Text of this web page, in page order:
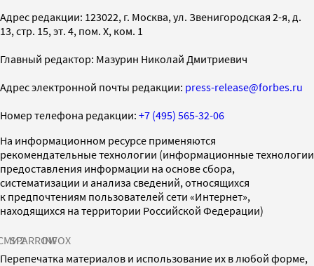
Адрес редакции: 123022, г. Москва, ул. Звенигородская 2-я, д.
13, стр. 15, эт. 4, пом. X, ком. 1
Главный редактор: Мазурин Николай Дмитриевич
Адрес электронной почты редакции: press-release@forbes.ru
Номер телефона редакции: +7 (495) 565-32-06
На информационном ресурсе применяются
рекомендательные технологии (информационные технологии
предоставления информации на основе сбора,
систематизации и анализа сведений, относящихся
к предпочтениям пользователей сети «Интернет»,
находящихся на территории Российской Федерации)
SPARROWINFOX
Перепечатка материалов и использование их в любой форме,